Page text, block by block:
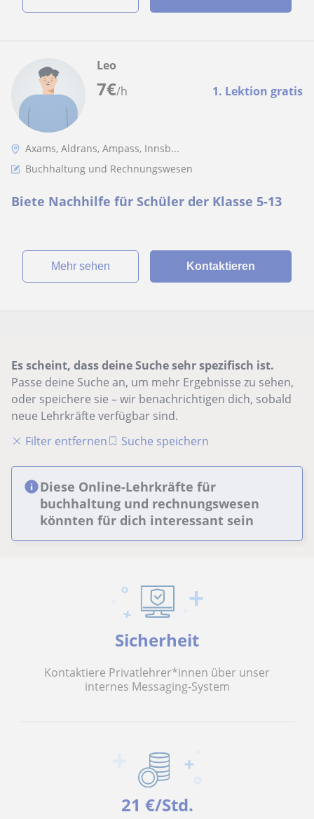
7€/h 1. Lektion gratis
Leo
Axams, Aldrans, Ampass, Innsb...
Buchhaltung und Rechnungswesen
Biete Nachhilfe für Schüler der Klasse 5-13
Mehr sehen Kontaktieren
Es scheint, dass deine Suche sehr spezifisch ist.
Passe deine Suche an, um mehr Ergebnisse zu sehen,
oder speichere sie – wir benachrichtigen dich, sobald
neue Lehrkräfte verfügbar sind.
Filter entfernen
Suche speichern
Diese Online-Lehrkräfte für
buchhaltung und rechnungswesen
könnten für dich interessant sein
Sicherheit
Kontaktiere Privatlehrer*innen über unser
internes Messaging-System
21 €/Std.